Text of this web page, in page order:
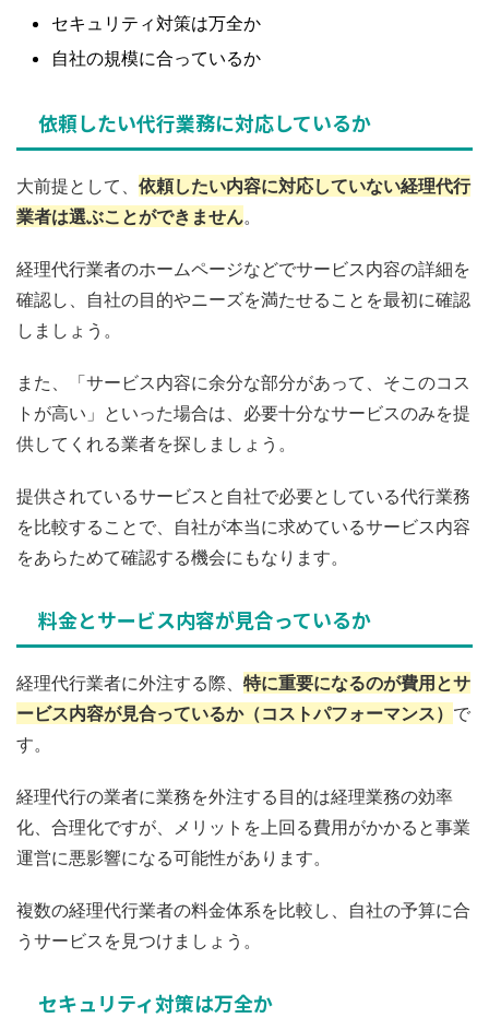
セキュリティ対策は万全か
自社の規模に合っているか
依頼したい代行業務に対応しているか
大前提として、 依頼したい内容に対応していない経理代行
業者は選ぶことができません。
経理代行業者のホームページなどでサービス内容の詳細を
確認し、自社の目的やニーズを満たせることを最初に確認
しましょう。
また、「サービス内容に余分な部分があって、そこのコス
トが高い」といった場合は、必要十分なサービスのみを提
供してくれる業者を探しましょう。
提供されているサービスと自社で必要としている代行業務
を比較することで、自社が本当に求めているサービス内容
をあらためて確認する機会にもなります。
料金とサービス内容が見合っているか
経理代行業者に外注する際、 特に重要になるのが費用とサ
ービス内容が見合っているか（コストパフォーマンス） で
す。
経理代行の業者に業務を外注する目的は経理業務の効率
化、合理化ですが、メリットを上回る費用がかかると事業
運営に悪影響になる可能性があります。
複数の経理代行業者の料金体系を比較し、自社の予算に合
うサービスを見つけましょう。
セキュリティ対策は万全か